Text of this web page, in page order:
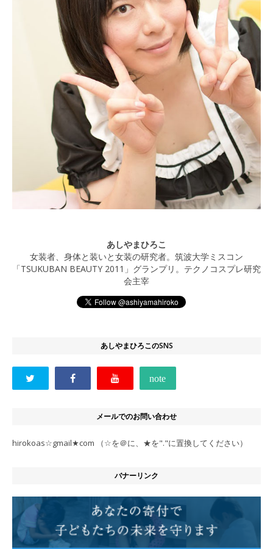
あしやまひろこ
女装者、身体と装いと女装の研究者。筑波大学ミスコン
「TSUKUBAN BEAUTY 2011」グランプリ。テクノコスプレ研究
会主宰
あしやまひろこのSNS
メールでのお問い合わせ
hirokoas☆gmail★com （☆を＠に、★を"."に置換してください）
バナーリンク